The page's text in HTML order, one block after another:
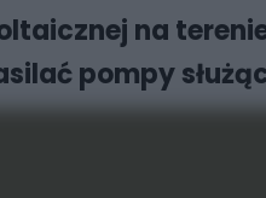
na
pompy